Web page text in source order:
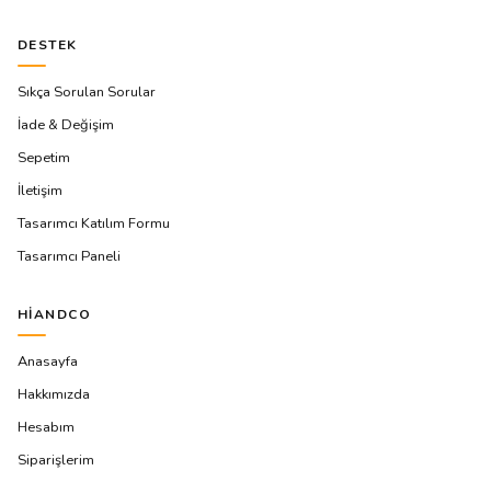
DESTEK
Sıkça Sorulan Sorular
İade & Değişim
Sepetim
İletişim
Tasarımcı Katılım Formu
Tasarımcı Paneli
HIANDCO
Anasayfa
Hakkımızda
Hesabım
Siparişlerim